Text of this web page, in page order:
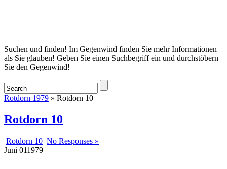
Startseite
Suchen und finden! Im Gegenwind finden Sie mehr Informationen
als Sie glauben! Geben Sie einen Suchbegriff ein und durchstöbern
Sie den Gegenwind!
Rotdorn 1979 » Rotdorn 10
Rotdorn 10
Rotdorn 10 No Responses »
Juni 011979